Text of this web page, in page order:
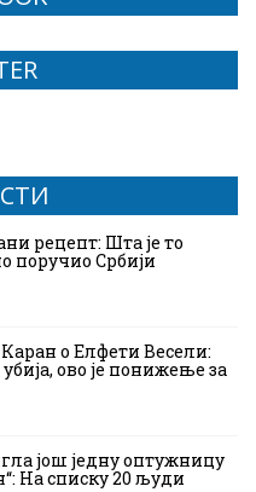
рецепт: Шта је то
поручио Србији
о Елфети Весели:
ово је понижење за
још једну оптужницу
На списку 20 људи